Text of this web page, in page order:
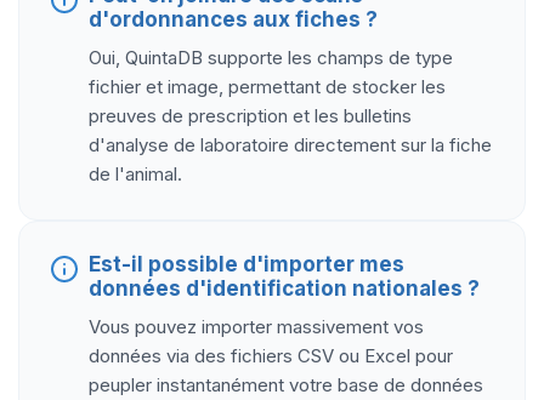
d'ordonnances aux fiches ?
Oui, QuintaDB supporte les champs de type
fichier et image, permettant de stocker les
preuves de prescription et les bulletins
d'analyse de laboratoire directement sur la fiche
de l'animal.
Est-il possible d'importer mes
données d'identification nationales ?
Vous pouvez importer massivement vos
données via des fichiers CSV ou Excel pour
peupler instantanément votre base de données